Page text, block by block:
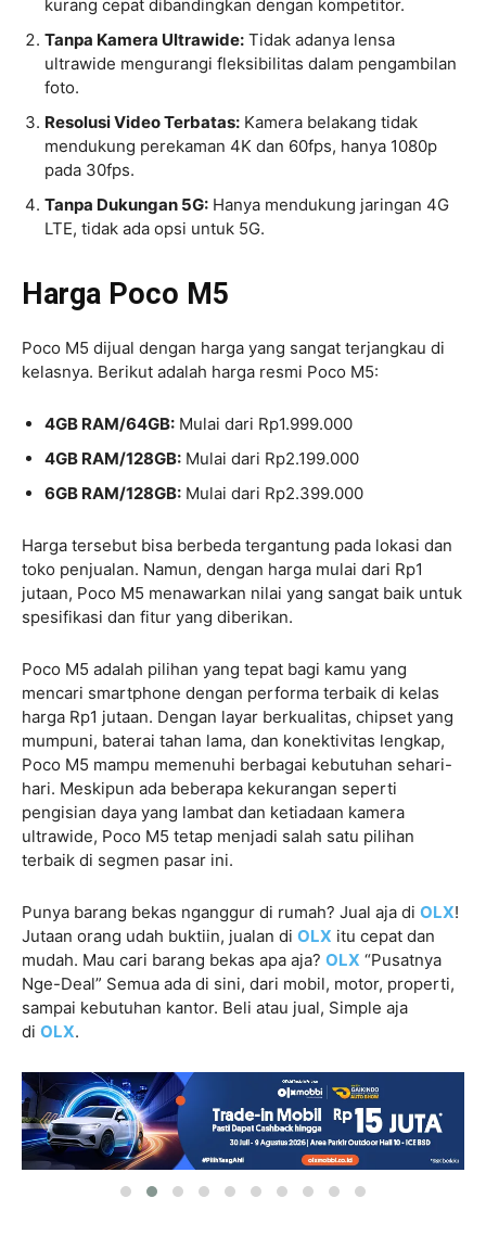
kurang cepat dibandingkan dengan kompetitor.
Tanpa Kamera Ultrawide: Tidak adanya lensa
ultrawide mengurangi fleksibilitas dalam pengambilan
foto.
Resolusi Video Terbatas: Kamera belakang tidak
mendukung perekaman 4K dan 60fps, hanya 1080p
pada 30fps.
Tanpa Dukungan 5G: Hanya mendukung jaringan 4G
LTE, tidak ada opsi untuk 5G.
Harga Poco M5
Poco M5 dijual dengan harga yang sangat terjangkau di
kelasnya. Berikut adalah harga resmi Poco M5:
4GB RAM/64GB: Mulai dari Rp1.999.000
4GB RAM/128GB: Mulai dari Rp2.199.000
6GB RAM/128GB: Mulai dari Rp2.399.000
Harga tersebut bisa berbeda tergantung pada lokasi dan
toko penjualan. Namun, dengan harga mulai dari Rp1
jutaan, Poco M5 menawarkan nilai yang sangat baik untuk
spesifikasi dan fitur yang diberikan.
Poco M5 adalah pilihan yang tepat bagi kamu yang
mencari smartphone dengan performa terbaik di kelas
harga Rp1 jutaan. Dengan layar berkualitas, chipset yang
mumpuni, baterai tahan lama, dan konektivitas lengkap,
Poco M5 mampu memenuhi berbagai kebutuhan sehari-
hari. Meskipun ada beberapa kekurangan seperti
pengisian daya yang lambat dan ketiadaan kamera
ultrawide, Poco M5 tetap menjadi salah satu pilihan
terbaik di segmen pasar ini.
Punya barang bekas nganggur di rumah? Jual aja di OLX!
Jutaan orang udah buktiin, jualan di OLX itu cepat dan
mudah. Mau cari barang bekas apa aja? OLX “Pusatnya
Nge-Deal” Semua ada di sini, dari mobil, motor, properti,
sampai kebutuhan kantor. Beli atau jual, Simple aja
di OLX.